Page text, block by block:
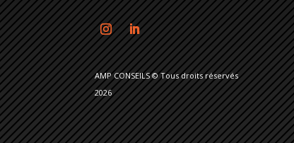
AMP CONSEILS © Tous droits réservés
2026